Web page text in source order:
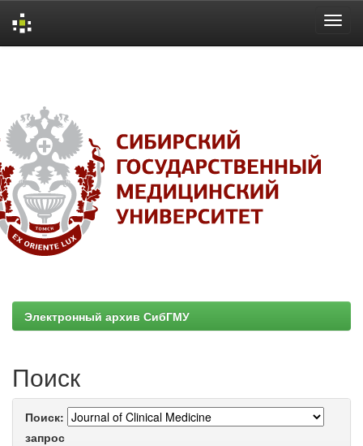
Электронный архив СибГМУ
Поиск
Поиск:
запрос